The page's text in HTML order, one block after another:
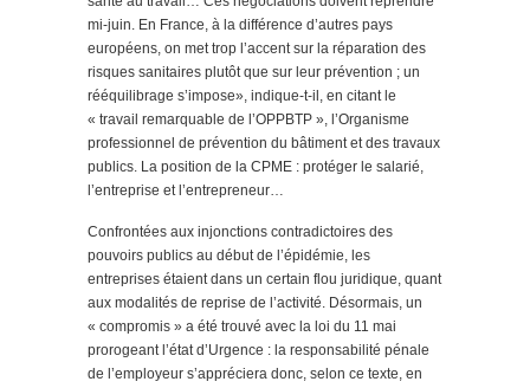
mi-juin. En France, à la différence d’autres pays
européens, on met trop l’accent sur la réparation des
risques sanitaires plutôt que sur leur prévention ; un
rééquilibrage s’impose», indique-t-il, en citant le
« travail remarquable de l’OPPBTP », l’Organisme
professionnel de prévention du bâtiment et des travaux
publics. La position de la CPME : protéger le salarié,
l’entreprise et l’entrepreneur…
Confrontées aux injonctions contradictoires des
pouvoirs publics au début de l’épidémie, les
entreprises étaient dans un certain flou juridique, quant
aux modalités de reprise de l’activité. Désormais, un
« compromis » a été trouvé avec la loi du 11 mai
prorogeant l’état d’Urgence : la responsabilité pénale
de l’employeur s’appréciera donc, selon ce texte, en